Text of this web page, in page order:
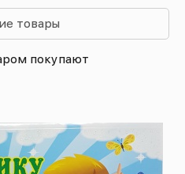
товары
покупают